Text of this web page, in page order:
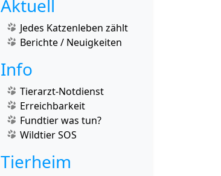
Aktuell
Jedes Katzenleben zählt
Berichte / Neuigkeiten
Info
Tierarzt-Notdienst
Erreichbarkeit
Fundtier was tun?
Wildtier SOS
Tierheim